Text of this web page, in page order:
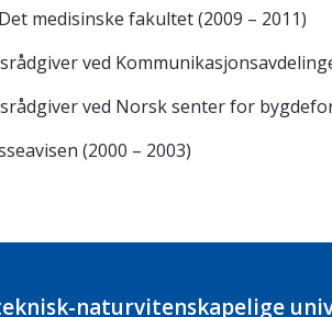
medisinske fakultet (2009 – 2011)
ved
ved Norsk senter for
(2000 – 2003)
naturvitenskapelige